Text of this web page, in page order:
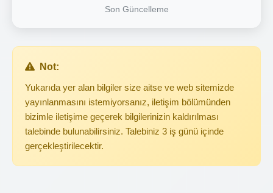
Son Güncelleme
Not:
Yukarıda yer alan bilgiler size aitse ve web sitemizde
yayınlanmasını istemiyorsanız, iletişim bölümünden
bizimle iletişime geçerek bilgilerinizin kaldırılması
talebinde bulunabilirsiniz. Talebiniz 3 iş günü içinde
gerçekleştirilecektir.